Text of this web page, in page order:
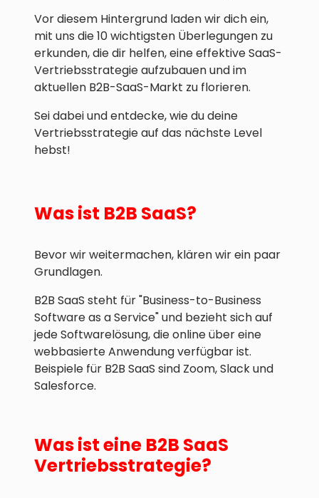
Vor diesem Hintergrund laden wir dich ein,
mit uns die 10 wichtigsten Überlegungen zu
erkunden, die dir helfen, eine effektive SaaS-
Vertriebsstrategie aufzubauen und im
aktuellen B2B-SaaS-Markt zu florieren.
Sei dabei und entdecke, wie du deine
Vertriebsstrategie auf das nächste Level
hebst!
Was ist B2B SaaS?
Bevor wir weitermachen, klären wir ein paar
Grundlagen.
B2B SaaS steht für "Business-to-Business
Software as a Service" und bezieht sich auf
jede Softwarelösung, die online über eine
webbasierte Anwendung verfügbar ist.
Beispiele für B2B SaaS sind Zoom, Slack und
Salesforce.
Was ist eine B2B SaaS
Vertriebsstrategie?